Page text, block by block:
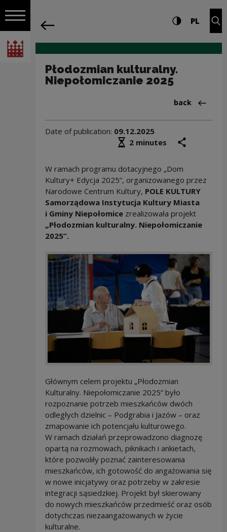
Open navigation
National Centre for Culture Poland
Navigation Settings and search
High contrast
PL
Płodozmian kulturalny.
Niepołomiczanie 2025
Back
back
Date of publication: 09.12.2025
Średni czas czytania
2 minutes
W ramach programu dotacyjnego „Dom
Kultury+ Edycja 2025”, organizowanego przez
Narodowe Centrum Kultury, POLE KULTURY
Samorządowa Instytucja Kultury Miasta
i Gminy Niepołomicezrealizowała projekt
„Płodozmian kulturalny. Niepołomiczanie
2025”.
Głównym celem projektu „Płodozmian
Kulturalny. Niepołomiczanie 2025” było
rozpoznanie potrzeb mieszkańców dwóch
odległych dzielnic – Podgrabia i Jazów – oraz
zmapowanie ich potencjału kulturowego.
W ramach działań przeprowadzono diagnozę
opartą na rozmowach, piknikach i ankietach,
które pozwoliły poznać zainteresowania
mieszkańców, ich gotowość do angażowania się
w nowe inicjatywy oraz potrzeby w zakresie
integracji sąsiedzkiej. Projekt był skierowany
do nowych mieszkańców przedmieść oraz osób
dotychczas niezaangażowanych w życie
kulturalne.